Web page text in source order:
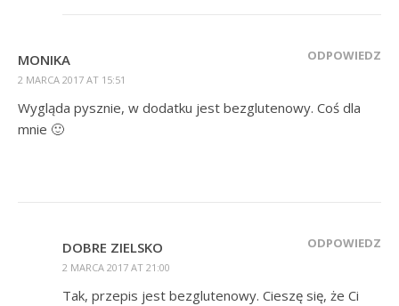
MONIKA
2 MARCA 2017 AT 15:51
ODPOWIEDZ
Wygląda pysznie, w dodatku jest bezglutenowy. Coś dla
mnie 🙂
DOBRE ZIELSKO
2 MARCA 2017 AT 21:00
ODPOWIEDZ
Tak, przepis jest bezglutenowy. Cieszę się, że Ci